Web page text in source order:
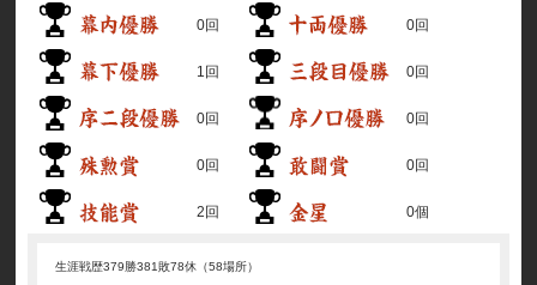
0回 0回
1回 0回
0回 0回
0回 0回
2回 0個
生涯戦歴379勝381敗78休（58場所）